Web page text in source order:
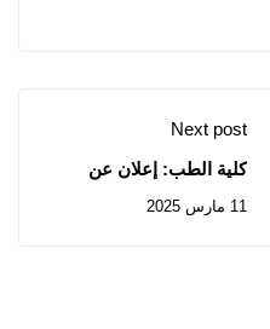
Next post
كلية الطب: إعلان عن
11 مارس 2025